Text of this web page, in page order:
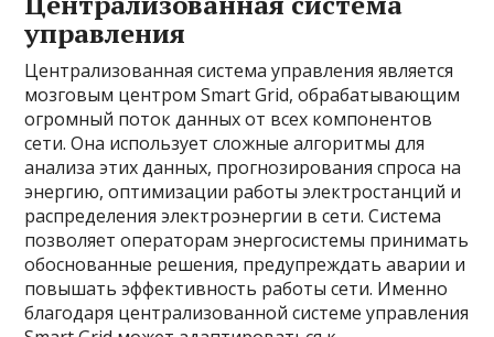
управления
Централизованная система управления является
мозговым центром Smart Grid, обрабатывающим
огромный поток данных от всех компонентов
сети. Она использует сложные алгоритмы для
анализа этих данных, прогнозирования спроса на
энергию, оптимизации работы электростанций и
распределения электроэнергии в сети. Система
позволяет операторам энергосистемы принимать
обоснованные решения, предупреждать аварии и
повышать эффективность работы сети. Именно
благодаря централизованной системе управления